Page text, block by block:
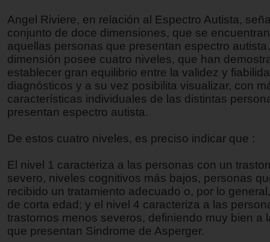
Angel Riviere, en relación al Espectro Autista,
conjunto de doce dimensiones, que se
aquellas personas que presentan espectro
dimensión posee cuatro niveles, que han
establecer gran equilibrio entre la validez y
diagnósticos y a su vez posibilita visualizar, con
características individuales de las distintas
presentan espectro autista.
De estos cuatro niveles, es preciso indicar que :
El nivel 1 caracteriza a las personas con un
severo, niveles cognitivos más bajos, personas
recibido un tratamiento adecuado o, por lo
de corta edad; y el nivel 4 caracteriza a las
trastornos menos severos, definiendo muy bien a
que presentan Sindrome de Asperger.